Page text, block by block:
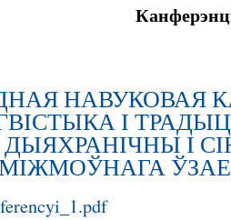
НАВУКОВАЯ
І
ДЫЯХРАНІЧНЫ І